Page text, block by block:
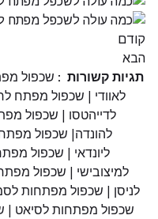
קודם
הבא
תגיות קשורות : שכפול
לאוודי | שכפול מפתח
לדייהטסו | שכפול
להונדה| שכפול
ליונדאי | שכפול
למיצובישי | שכפול
לניסן | שכפול מפתחות
שכפול מפתחות לסיאט |